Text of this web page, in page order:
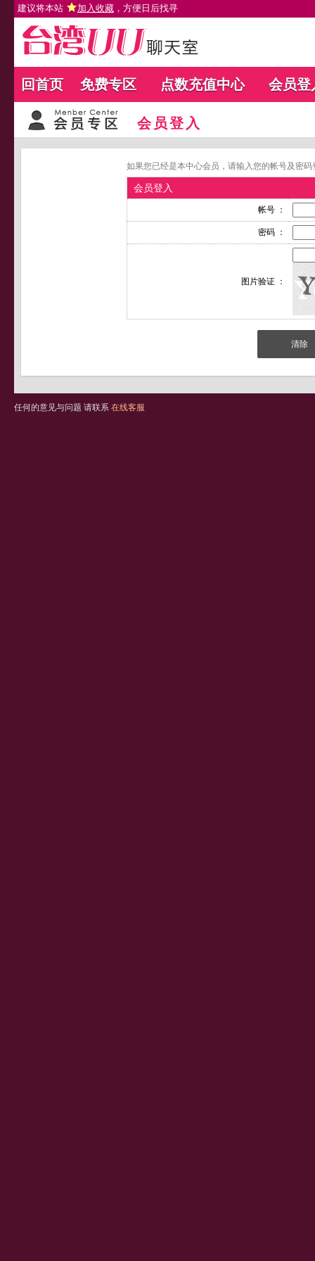
建议将本站 加入收藏 ，方便日后找寻
回首页 免费专区 点数充值中心 会员登
会员登入
如果您已经是本中心会员，请输入您的帐号及密
会员登入
帐号 ：
密码 ：
图片验证 ：
任何的意见与问题 请联系 在线客服